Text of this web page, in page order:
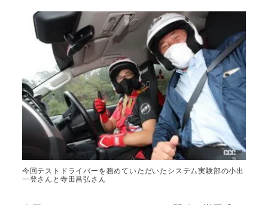
今回テストドライバーを務めていただいたシステム実験部の小出
一登さんと寺田昌弘さん